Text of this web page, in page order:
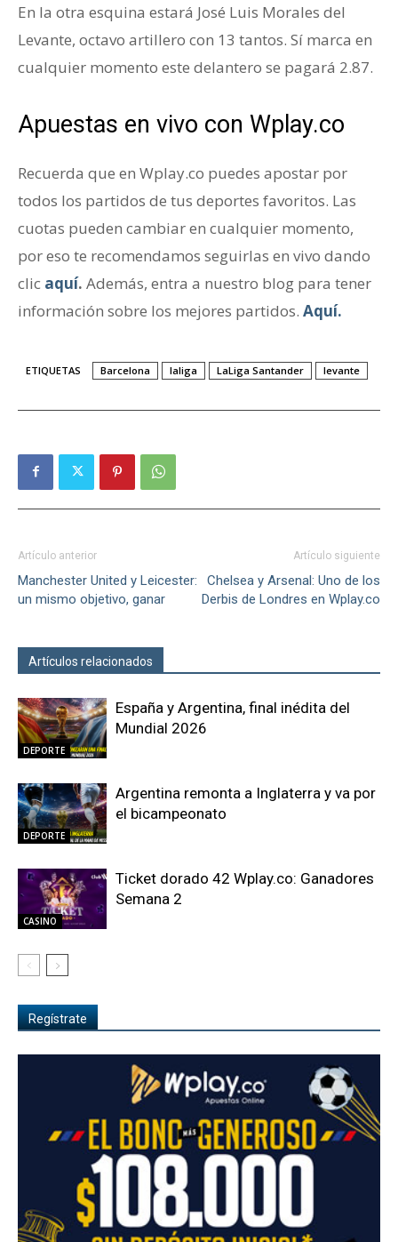
En la otra esquina estará José Luis Morales del
Levante, octavo artillero con 13 tantos. Sí marca en
cualquier momento este delantero se pagará 2.87.
Apuestas en vivo con Wplay.co
Recuerda que en Wplay.co puedes apostar por
todos los partidos de tus deportes favoritos. Las
cuotas pueden cambiar en cualquier momento,
por eso te recomendamos seguirlas en vivo dando
clic aquí. Además, entra a nuestro blog para tener
información sobre los mejores partidos. Aquí.
ETIQUETAS Barcelona laliga LaLiga Santander levante
Artículo anterior
Manchester United y Leicester:
un mismo objetivo, ganar
Artículo siguiente
Chelsea y Arsenal: Uno de los
Derbis de Londres en Wplay.co
Artículos relacionados
DEPORTE
España y Argentina, final inédita del
Mundial 2026
DEPORTE
Argentina remonta a Inglaterra y va por
el bicampeonato
CASINO
Ticket dorado 42 Wplay.co: Ganadores
Semana 2
Regístrate